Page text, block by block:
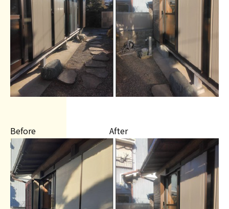
Before After